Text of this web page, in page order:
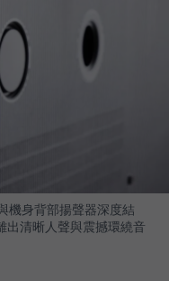
機身背部揚聲器深度結
出清晰人聲與震撼環繞音